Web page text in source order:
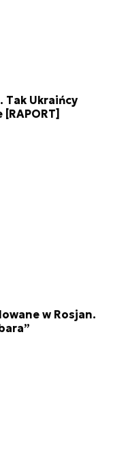
Tak Ukraińcy
w Rosjan.